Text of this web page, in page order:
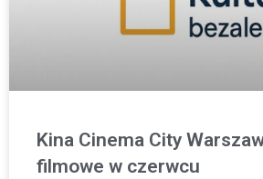
Kina Cinema City
filmowe w czerwcu